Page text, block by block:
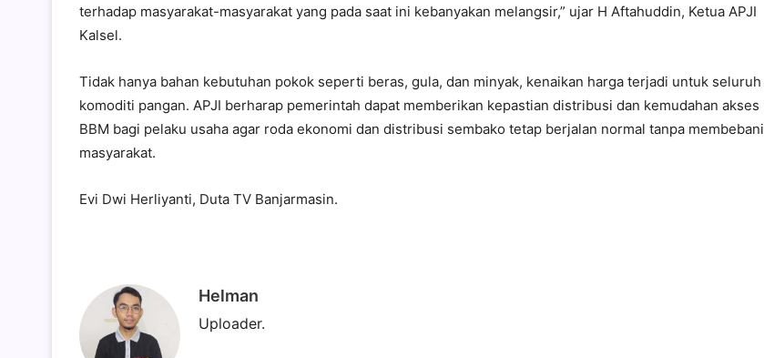
terhadap masyarakat-masyarakat yang pada saat ini kebanyakan melangsir,” ujar H Aftahuddin, Ketua APJI
Kalsel.
Tidak hanya bahan kebutuhan pokok seperti beras, gula, dan minyak, kenaikan harga terjadi untuk seluruh
komoditi pangan. APJI berharap pemerintah dapat memberikan kepastian distribusi dan kemudahan akses
BBM bagi pelaku usaha agar roda ekonomi dan distribusi sembako tetap berjalan normal tanpa membebani
masyarakat.
Evi Dwi Herliyanti, Duta TV Banjarmasin.
Helman
Uploader.